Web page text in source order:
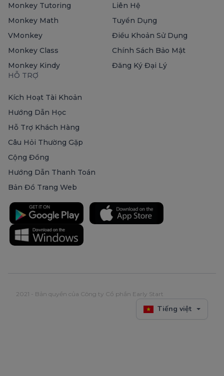
Monkey Tutoring
Monkey Math
VMonkey
Monkey Class
Monkey Kindy
Liên Hệ
Tuyển Dụng
Điều Khoản Sử Dụng
Chính Sách Bảo Mật
Đăng Ký Đại Lý
HỖ TRỢ
Kích Hoạt Tài Khoản
Hướng Dẫn Học
Hỗ Trợ Khách Hàng
Câu Hỏi Thường Gặp
Cộng Đồng
Hướng Dẫn Thanh Toán
Bản Đồ Trang Web
2021 - Bản quyền của Công ty Cổ phần Early Start
Tiếng việt